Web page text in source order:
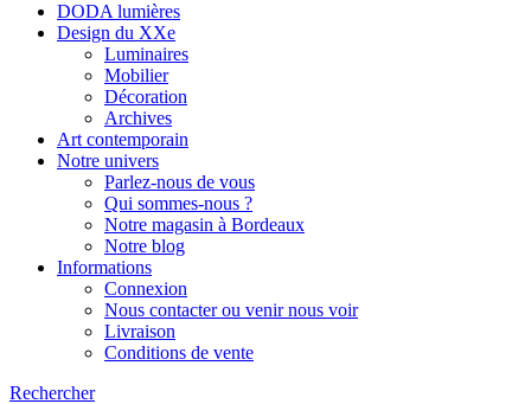
DODA lumières
Design du XXe
Luminaires
Mobilier
Décoration
Archives
Art contemporain
Notre univers
Parlez-nous de vous
Qui sommes-nous ?
Notre magasin à Bordeaux
Notre blog
Informations
Connexion
Nous contacter ou venir nous voir
Livraison
Conditions de vente
Rechercher